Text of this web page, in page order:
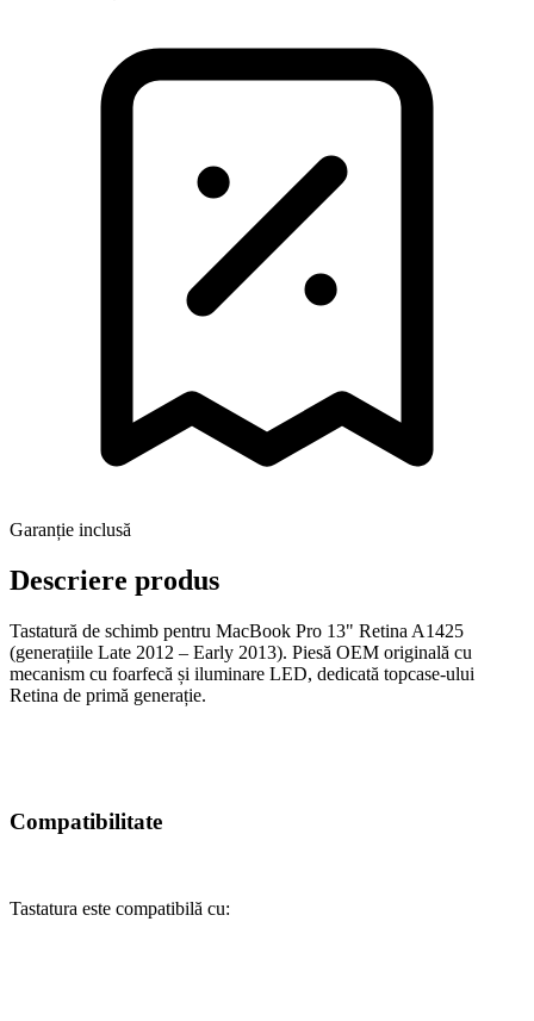
Garanție inclusă
Descriere produs
Tastatură de schimb pentru MacBook Pro 13" Retina A1425
(generațiile Late 2012 – Early 2013). Piesă OEM originală cu
mecanism cu foarfecă și iluminare LED, dedicată topcase-ului
Retina de primă generație.
Compatibilitate
Tastatura este compatibilă cu: